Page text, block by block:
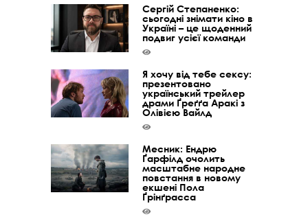
Сергій Степаненко:
сьогодні знімати кіно в
Україні – це щоденний
подвиг усієї команди
Я хочу від тебе сексу:
презентовано
український трейлер
драми Ґреґґа Аракі з
Олівією Вайлд
Месник: Ендрю
Ґарфілд очолить
масштабне народне
повстання в новому
екшені Пола
Ґрінґрасса